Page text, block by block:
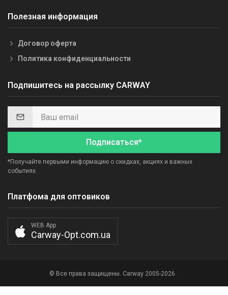
Полезная информация
Договор оферта
Политика конфиденциальности
Подпишитесь на рассылку CARWAY
Подписаться*
*Получайте первыми информацию о скидках, акциях и важных
событиях.
Платфома для оптовиков
WEB App
Carway-Opt.com.ua
© Все права защищены. Carway 2005-2026.